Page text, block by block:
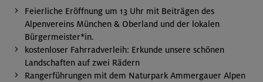
Feierliche Eröffnung um 13 Uhr mit Beiträgen des
Alpenvereins München & Oberland und der lokalen
Bürgermeister*in.
kostenloser Fahrradverleih: Erkunde unsere schönen
Landschaften auf zwei Rädern
Rangerführungen mit dem Naturpark Ammergauer Alpen